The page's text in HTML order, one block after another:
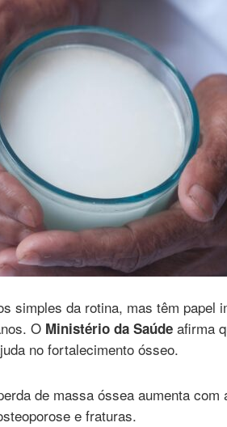
simples da rotina, mas têm papel
O Ministério da Saúde afirma
no fortalecimento ósseo.
de massa óssea aumenta com
e fraturas.